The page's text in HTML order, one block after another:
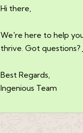
Hi there,
We're here to help
thrive. Got questions?
Best Regards,
Ingenious Team